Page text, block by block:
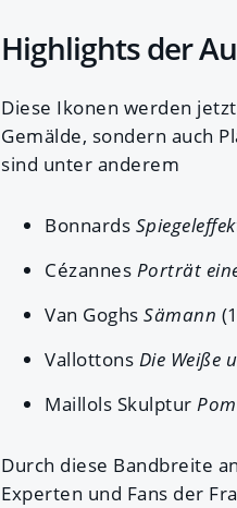
Highlights der
Diese Ikonen werden
Gemälde, sondern auch
sind unter anderem
Bonnards
Cézannes Porträt
Van Goghs Sämann
Vallottons Die Weiße
Maillols Skulptur
Durch diese Bandbreite
Experten und Fans der